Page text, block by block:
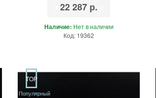
22 287 р.
Наличие: Нет в наличии
Код: 19362
TOP
Популярный